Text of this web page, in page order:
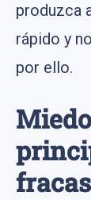
produzca
rápido y
por ello.